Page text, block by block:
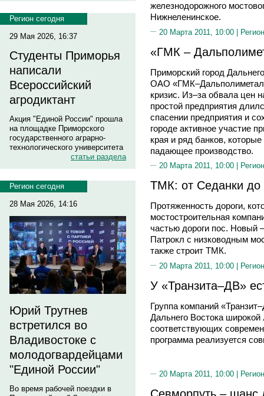
Регион сегодня
29 Мая 2026, 16:37
Студенты Приморья
написали
Всероссийский
агродиктант
Акция "Единой России" прошла
на площадке Приморского
государственного аграрно-
технологического университета
статьи раздела
Регион сегодня
28 Мая 2026, 14:16
Юрий Трутнев
встретился во
Владивостоке с
молодогвардейцами
"Единой России"
Во время рабочей поездки в
железнодорожного
Нижнеленинское.
20 Марта 2011, 10:00 |
«ГМК –
Приморский город
ОАО
кризис. Из–за обвала цен
простой предприятия
спасении предприятия и
городе активное участие
края и ряд банков,
падающее производство.
20 Марта 2011, 10:00 |
ТМК: от Седанки до
Протяженность дороги,
мостостроительная
частью дороги пос. Новый
Патрокл с низководным
также строит ТМК.
20 Марта 2011, 10:00 |
У «Транзита–ДВ»
Группа компаний
Дальнего Востока
соответствующих
программа реализуется
20 Марта 2011, 10:00 |